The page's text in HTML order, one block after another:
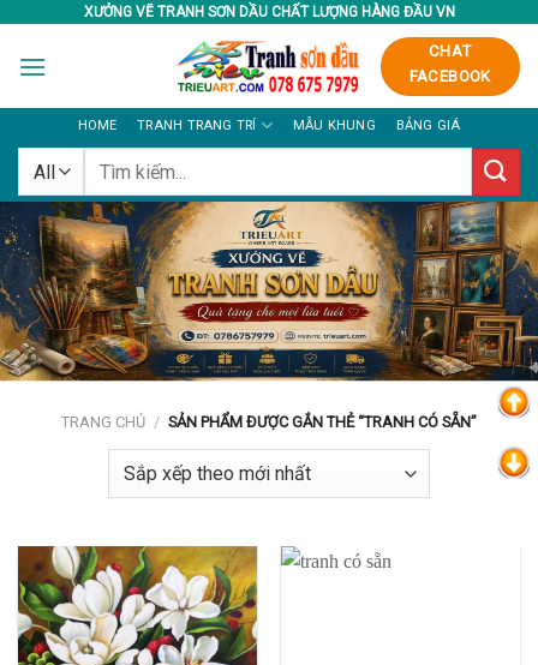
content
XƯỞNG VẼ TRANH SƠN DẦU CHẤT LƯỢNG HÀNG ĐẦU VN
CHAT
FACEBOOK
HOME TRANH TRANG TRÍ MẪU KHUNG BẢNG GIÁ
Tìm
TRANG CHỦ / SẢN PHẨM ĐƯỢC GẮN THẺ “TRANH CÓ SẴN”